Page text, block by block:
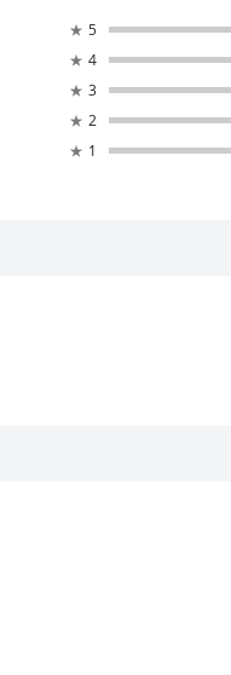
★ 5
★ 4
★ 3
★ 2
★ 1